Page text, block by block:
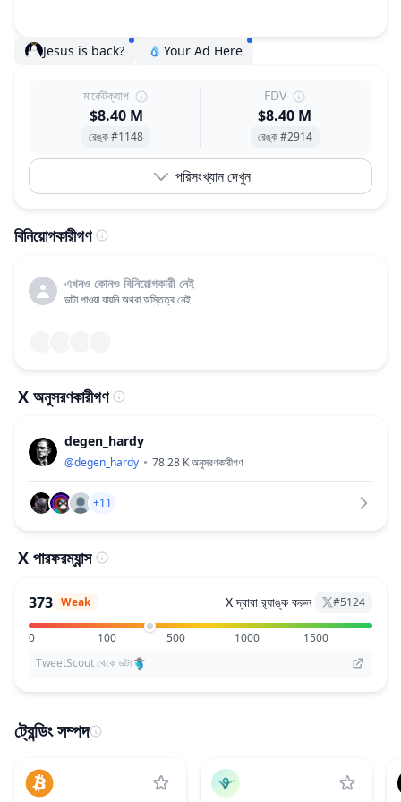
Jesus is back? Your Ad Here
মার্কেটক্যাপ
$8.40 M
রেঙ্ক #1148
FDV
$8.40 M
রেঙ্ক #2914
পরিসংখ্যান দেখুন
বিনিয়োগকারীগণ
এখনও কোনও বিনিয়োগকারী নেই
ডাটা পাওয়া যায়নি অথবা অস্তিত্ব নেই
X অনুসরণকারীগণ
degen_hardy
@degen_hardy 78.28 Kঅনুসরণকারীগণ
+11
X পারফরম্যান্স
373 Weak X দ্বারা র‌্যাঙ্ক করুন #5124
0 100 500 1000
1500
TweetScout থেকে ডাটা
ট্রেন্ডিং সম্পদ